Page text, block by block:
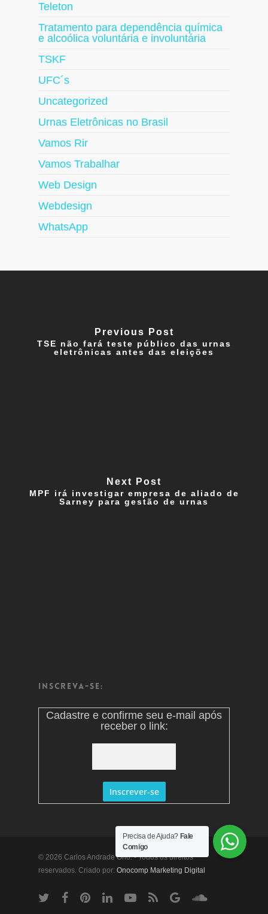
Teleton
Tratamento para dependência química
e alcoólica voluntária e involuntária
TSKF
UFC´s
Uncategorized
Urnas Eletrônicas no Brasil
Vamos Rir
Vamos Trabalhar
Web Design
Webdesign
WhatsApp
Previous Post
TSE não fará teste público das urnas
eletrônicas antes das eleições
Next Post
MPF irá investigar empresa de aliado de
Sarney para gestão de urnas
Inscreva-se:
Cadastre e confirme seu e-mail após
receber o link:
© 2026 Carlos Andrade Ono. - Todos os direitos
reservados. Criado por: Onocomp Marketing Digital
Precisa de Ajuda? Fale
Comigo